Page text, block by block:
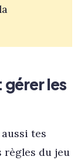
gérer les
tes
règles du jeu